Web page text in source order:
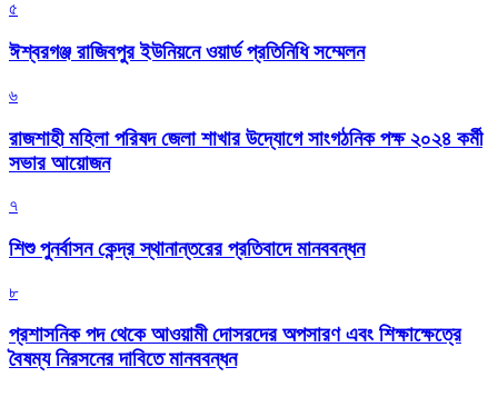
৫
ঈশ্বরগঞ্জ রাজিবপুর ইউনিয়নে ওয়ার্ড প্রতিনিধি সম্মেলন
৬
রাজশাহী মহিলা পরিষদ জেলা শাখার উদ্যোগে সাংগঠনিক পক্ষ ২০২৪ কর্মী
সভার আয়োজন
৭
শিশু পুনর্বাসন কেন্দ্র স্থানান্তরের প্রতিবাদে মানববন্ধন
৮
প্রশাসনিক পদ থেকে আওয়ামী দোসরদের অপসারণ এবং শিক্ষাক্ষেত্রে
বৈষম্য নিরসনের দাবিতে মানববন্ধন